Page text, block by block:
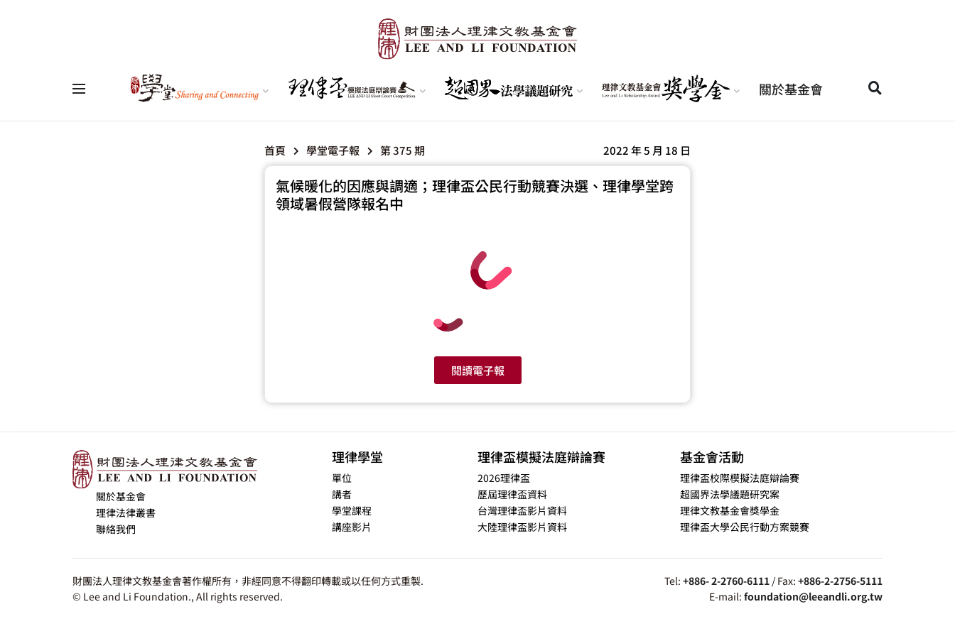
關於基金會
首頁 學堂電子報 第 375 期 2022 年 5 月 18 日
氣候暖化的因應與調適；理律盃公民行動競賽決選、理律學堂跨
領域暑假營隊報名中
閱讀電子報
關於基金會
理律法律叢書
聯絡我們
理律學堂
單位
講者
學堂課程
講座影片
理律盃模擬法庭辯論賽
2026理律盃
歷屆理律盃資料
台灣理律盃影片資料
大陸理律盃影片資料
基金會活動
理律盃校際模擬法庭辯論賽
超國界法學議題研究案
理律文教基金會獎學金
理律盃大學公民行動方案競賽
財團法人理律文教基金會著作權所有，非經同意不得翻印轉載或以任何方式重製.
© Lee and Li Foundation., All rights reserved.
Tel: +886- 2-2760-6111 / Fax: +886-2-2756-5111
E-mail: foundation@leeandli.org.tw